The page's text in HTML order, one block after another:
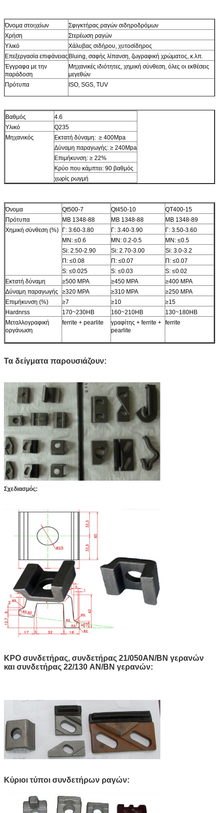
Όνομα στοιχείων
Σφιγκτήρας ραγών σιδηροδρόμων
Χρήση
Στερέωση ραγών
Υλικό
Χάλυβας σιδήρου, χυτοσίδηρος
Επεξεργασία επιφάνειας Bluing, σαφής λίπανση, ζωγραφική χρώματος, κ.λπ.
Έγγραφα με την
παράδοση
Μηχανικές ιδιότητες, χημική σύνθεση, όλες οι εκθέσεις
μεγεθών
Πρότυπα
ISO, SGS, TUV
Βαθμός
4.6
Υλικό
Q235
Μηχανικός
Εκτατή δύναμη: ≥ 400Mpa
Δύναμη παραγωγής: ≥ 240Mpa
Επιμήκυνση: ≥ 22%
Κρύο που κάμπτει: 90 βαθμός
χωρίς ρωγμή
Όνομα Qt500-7 Qt450-10
QT400-15
Πρότυπα
ΜΒ 1348-88 ΜΒ 1348-88
ΜΒ 1348-89
Χημική σύνθεση (%) Γ: 3.60-3.80 Γ: 3.40-3.90
Γ: 3.50-3.60
ΜΝ: ≤0.6
ΜΝ: 0.2-0.5
ΜΝ: ≤0.5
Si: 2.50-2.90
Si: 2.70-3.00
Si: 3.0-3.2
Π: ≤0.08
Π: ≤0.07
Π: ≤0.07
S: ≤0.025
S: ≤0.03
S: ≤0.02
Εκτατή δύναμη
≥500 MPA ≥450 MPA
≥400 MPA
Δύναμη παραγωγής
≥320 MPA ≥310 MPA
≥250 MPA
Επιμήκυνση (%)
≥7 ≥10
≥15
Hardnrss
170~230HB 160~210HB
130~180HB
Μεταλλογραφική
οργάνωση
ferrite + pearlite
γραφίτης + ferrite +
pearlite
ferrite
Τα δείγματα παρουσιάζουν:
Σχεδιασμός:
KPO συνδετήρας, συνδετήρας 21/050AN/BN γερανών
και συνδετήρας 22/130 AN/BN γερανών:
Κύριοι τύποι συνδετήρων ραγών: